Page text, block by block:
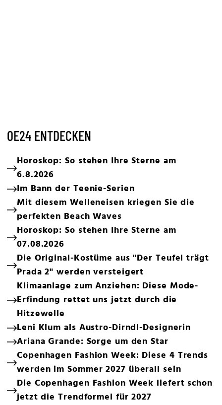
OE24 ENTDECKEN
Horoskop: So stehen Ihre Sterne am
6.8.2026
Im Bann der Teenie-Serien
Mit diesem Welleneisen kriegen Sie die
perfekten Beach Waves
Horoskop: So stehen Ihre Sterne am
07.08.2026
Die Original-Kostüme aus "Der Teufel trägt
Prada 2" werden versteigert
Klimaanlage zum Anziehen: Diese Mode-
Erfindung rettet uns jetzt durch die
Hitzewelle
Leni Klum als Austro-Dirndl-Designerin
Ariana Grande: Sorge um den Star
Copenhagen Fashion Week: Diese 4 Trends
werden im Sommer 2027 überall sein
Die Copenhagen Fashion Week liefert schon
jetzt die Trendformel für 2027